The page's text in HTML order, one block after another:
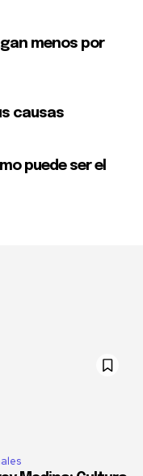
menos por
causas
puede ser el